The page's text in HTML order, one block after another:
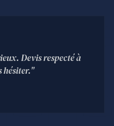
Devis respecté à
hésiter."